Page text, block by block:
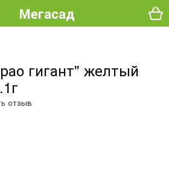
Мегасад
гигант" желтый
отзыв